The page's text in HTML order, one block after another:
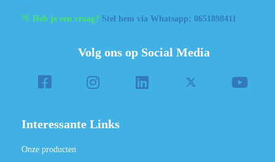
👋 Heb je een vraag? Stel hem via Whatsapp: 0651898411
Volg ons op Social Media
Interessante Links
Onze producten